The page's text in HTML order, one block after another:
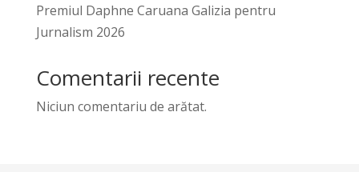
Premiul Daphne Caruana Galizia pentru
Jurnalism 2026
Comentarii recente
Niciun comentariu de arătat.